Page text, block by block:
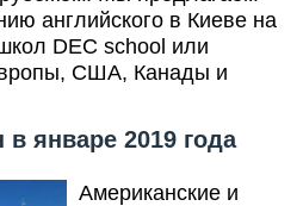
английского в Киеве на
DEC school или
США, Канады и
январе 2019 года
Американские и